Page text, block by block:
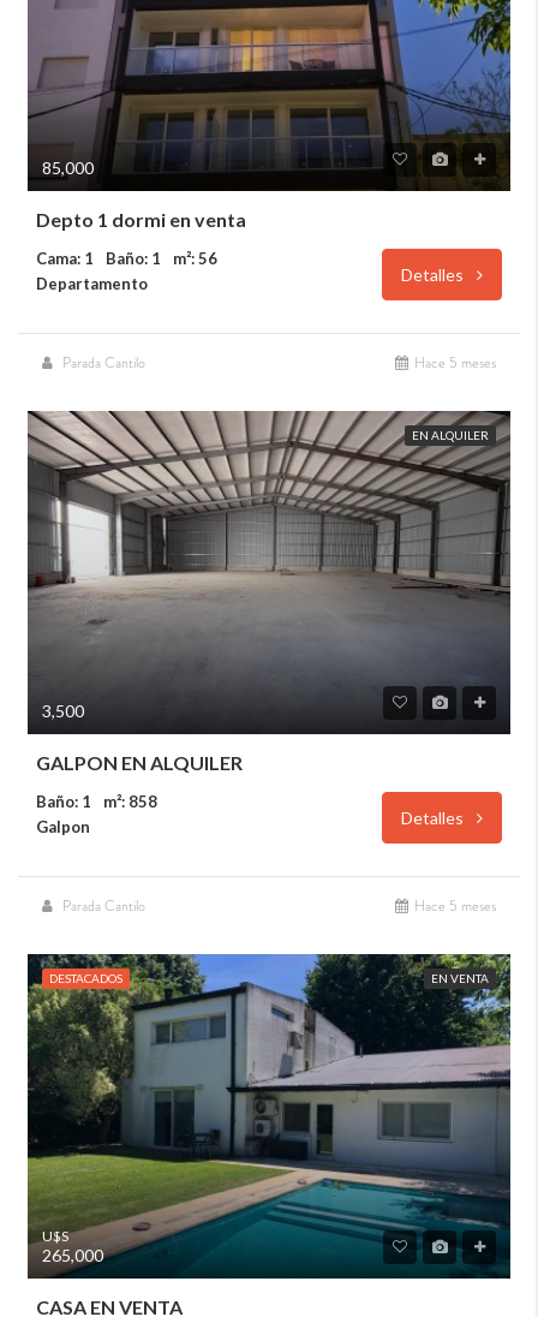
85,000
Depto 1 dormi en venta
Cama: 1 Baño: 1
m²: 56
Departamento
Detalles
Parada Cantilo Hace 5 meses
EN ALQUILER
3,500
GALPON EN ALQUILER
Baño: 1
m²: 858
Galpon
Detalles
Parada Cantilo Hace 5 meses
DESTACADOS EN VENTA
U$S
265,000
CASA EN VENTA